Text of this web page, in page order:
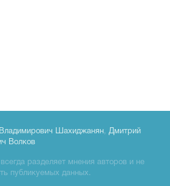
Шахиджанян, Дмитрий
Волков
разделяет мнения авторов и не
публикуемых данных.